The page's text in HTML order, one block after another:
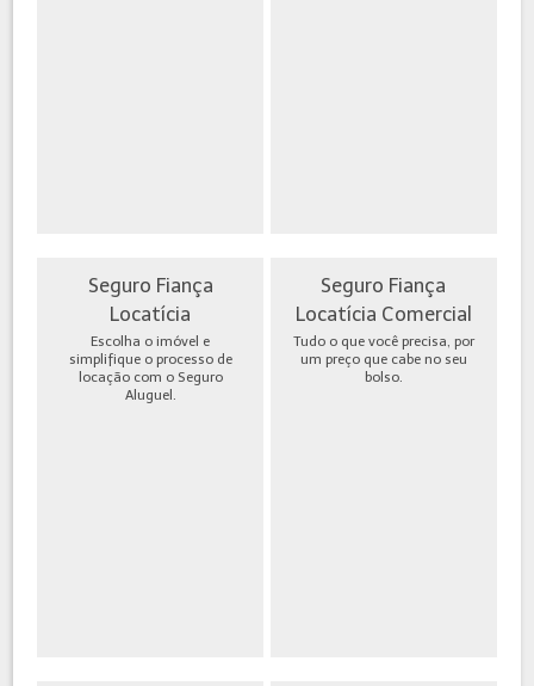
Seguro Fiança
Locatícia
Escolha o imóvel e
simplifique o processo de
locação com o Seguro
Aluguel.
Seguro Fiança
Locatícia Comercial
Tudo o que você precisa, por
um preço que cabe no seu
bolso.